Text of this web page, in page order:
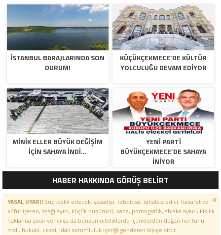
İSTANBUL BARAJLARINDA SON
DURUM!
KÜÇÜKÇEKMECE’DE KÜLTÜR
YOLCULUĞU DEVAM EDİYOR
MİNİK ELLER BÜYÜK DEĞİŞİM
İÇİN SAHAYA İNDİ…
YENİ PARTİ
BÜYÜKÇEKMECE’DE SAHAYA
İNİYOR
HABER HAKKINDA GÖRÜŞ BELİRT
YASAL UYARI!Suç teşkil edecek, yasadışı, tehditkar, rahatsız edici, hakaret ve
küfür içeren, aşağılayıcı, küçük düşürücü, kaba, pornografik, ahlaka aykırı, kişilik
haklarına zarar verici ya da benzeri niteliklerde içeriklerden doğan her türlü
mali, hukuki, cezai, idari sorumluluk içeriği gönderen kişiye aittir.